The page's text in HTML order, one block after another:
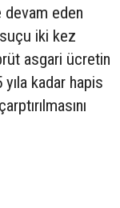
eden
iki kez
asgari ücretin
kadar hapis